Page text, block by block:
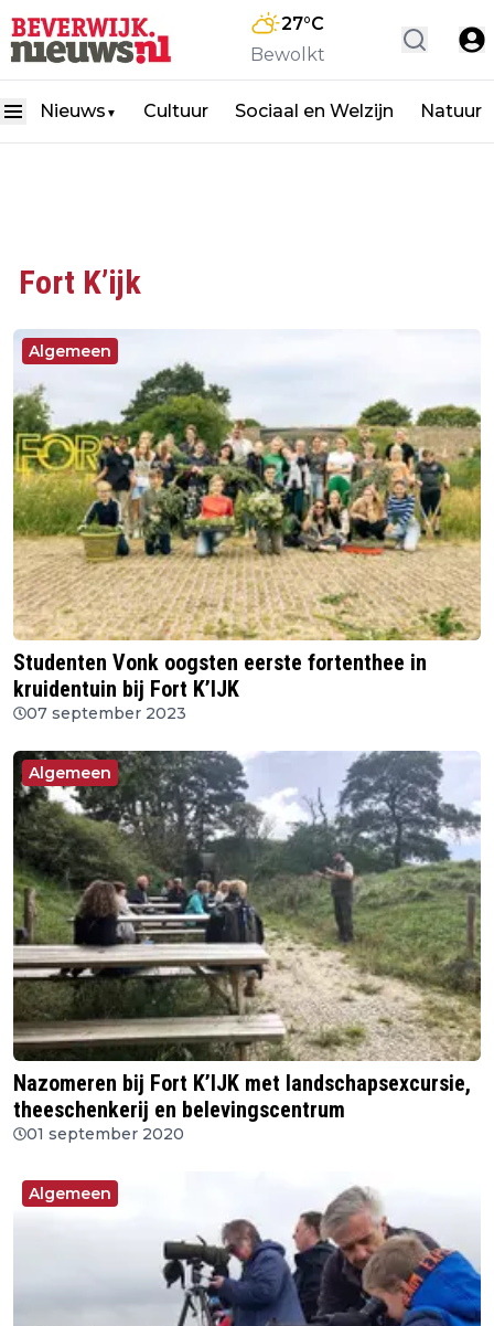
27°C
Bewolkt
Nieuws ▼ Cultuur Sociaal en Welzijn Natuur
Fort K’ijk
Algemeen
Studenten Vonk oogsten eerste fortenthee in
kruidentuin bij Fort K’IJK
07 september 2023
Algemeen
Nazomeren bij Fort K’IJK met landschapsexcursie,
theeschenkerij en belevingscentrum
01 september 2020
Algemeen